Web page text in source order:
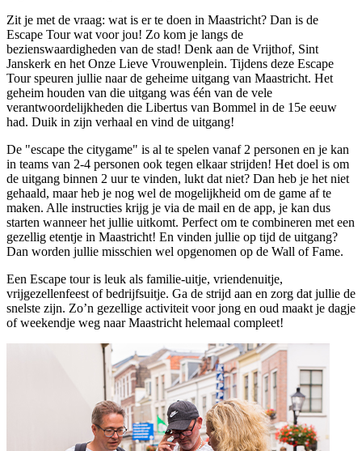
Zit je met de vraag: wat is er te doen in Maastricht? Dan is de
Escape Tour wat voor jou! Zo kom je langs de
bezienswaardigheden van de stad! Denk aan de Vrijthof, Sint
Janskerk en het Onze Lieve Vrouwenplein. Tijdens deze Escape
Tour speuren jullie naar de geheime uitgang van Maastricht. Het
geheim houden van die uitgang was één van de vele
verantwoordelijkheden die Libertus van Bommel in de 15e eeuw
had. Duik in zijn verhaal en vind de uitgang!
De "escape the citygame" is al te spelen vanaf 2 personen en je kan
in teams van 2-4 personen ook tegen elkaar strijden! Het doel is om
de uitgang binnen 2 uur te vinden, lukt dat niet? Dan heb je het niet
gehaald, maar heb je nog wel de mogelijkheid om de game af te
maken. Alle instructies krijg je via de mail en de app, je kan dus
starten wanneer het jullie uitkomt. Perfect om te combineren met een
gezellig etentje in Maastricht! En vinden jullie op tijd de uitgang?
Dan worden jullie misschien wel opgenomen op de Wall of Fame.
Een Escape tour is leuk als familie-uitje, vriendenuitje,
vrijgezellenfeest of bedrijfsuitje. Ga de strijd aan en zorg dat jullie de
snelste zijn. Zo’n gezellige activiteit voor jong en oud maakt je dagje
of weekendje weg naar Maastricht helemaal compleet!